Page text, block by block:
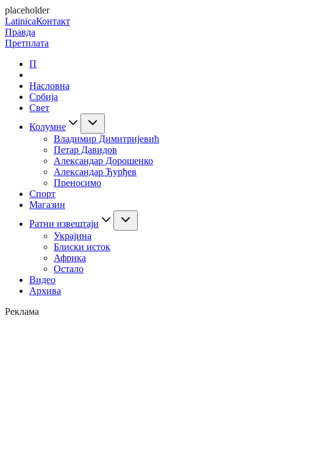
placeholder
LatinicaКонтакт
Правда
Претплата
П
Насловна
Србија
Свет
Колумне
Владимир Димитријевић
Петар Давидов
Александар Дорошенко
Александар Ђурђев
Преносимо
Спорт
Магазин
Ратни извештаји
Украјина
Блиски исток
Африка
Остало
Видео
Архива
Реклама